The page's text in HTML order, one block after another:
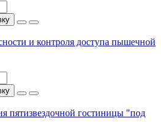
и контроля доступа пышечной
пятизвездочной гостиницы "под